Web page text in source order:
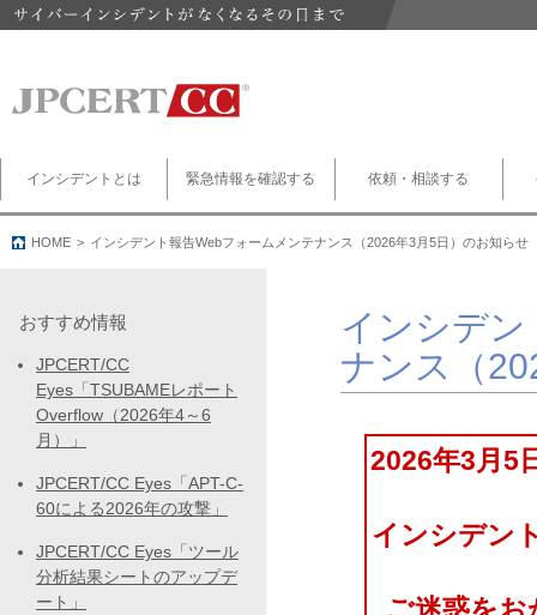
インシデントとは 緊急情報を確認する 依頼・相談する
HOME インシデント報告Webフォームメンテナンス（2026年3月5日）のお知らせ
インシデ
ナンス（
2026年3月5
インシデン
おすすめ情報
JPCERT/CC
Eyes「TSUBAMEレポート
Overflow（2026年4～6
月）」
JPCERT/CC Eyes「APT-C-
60による2026年の攻撃」
JPCERT/CC Eyes「ツール
分析結果シートのアップデ
ート」